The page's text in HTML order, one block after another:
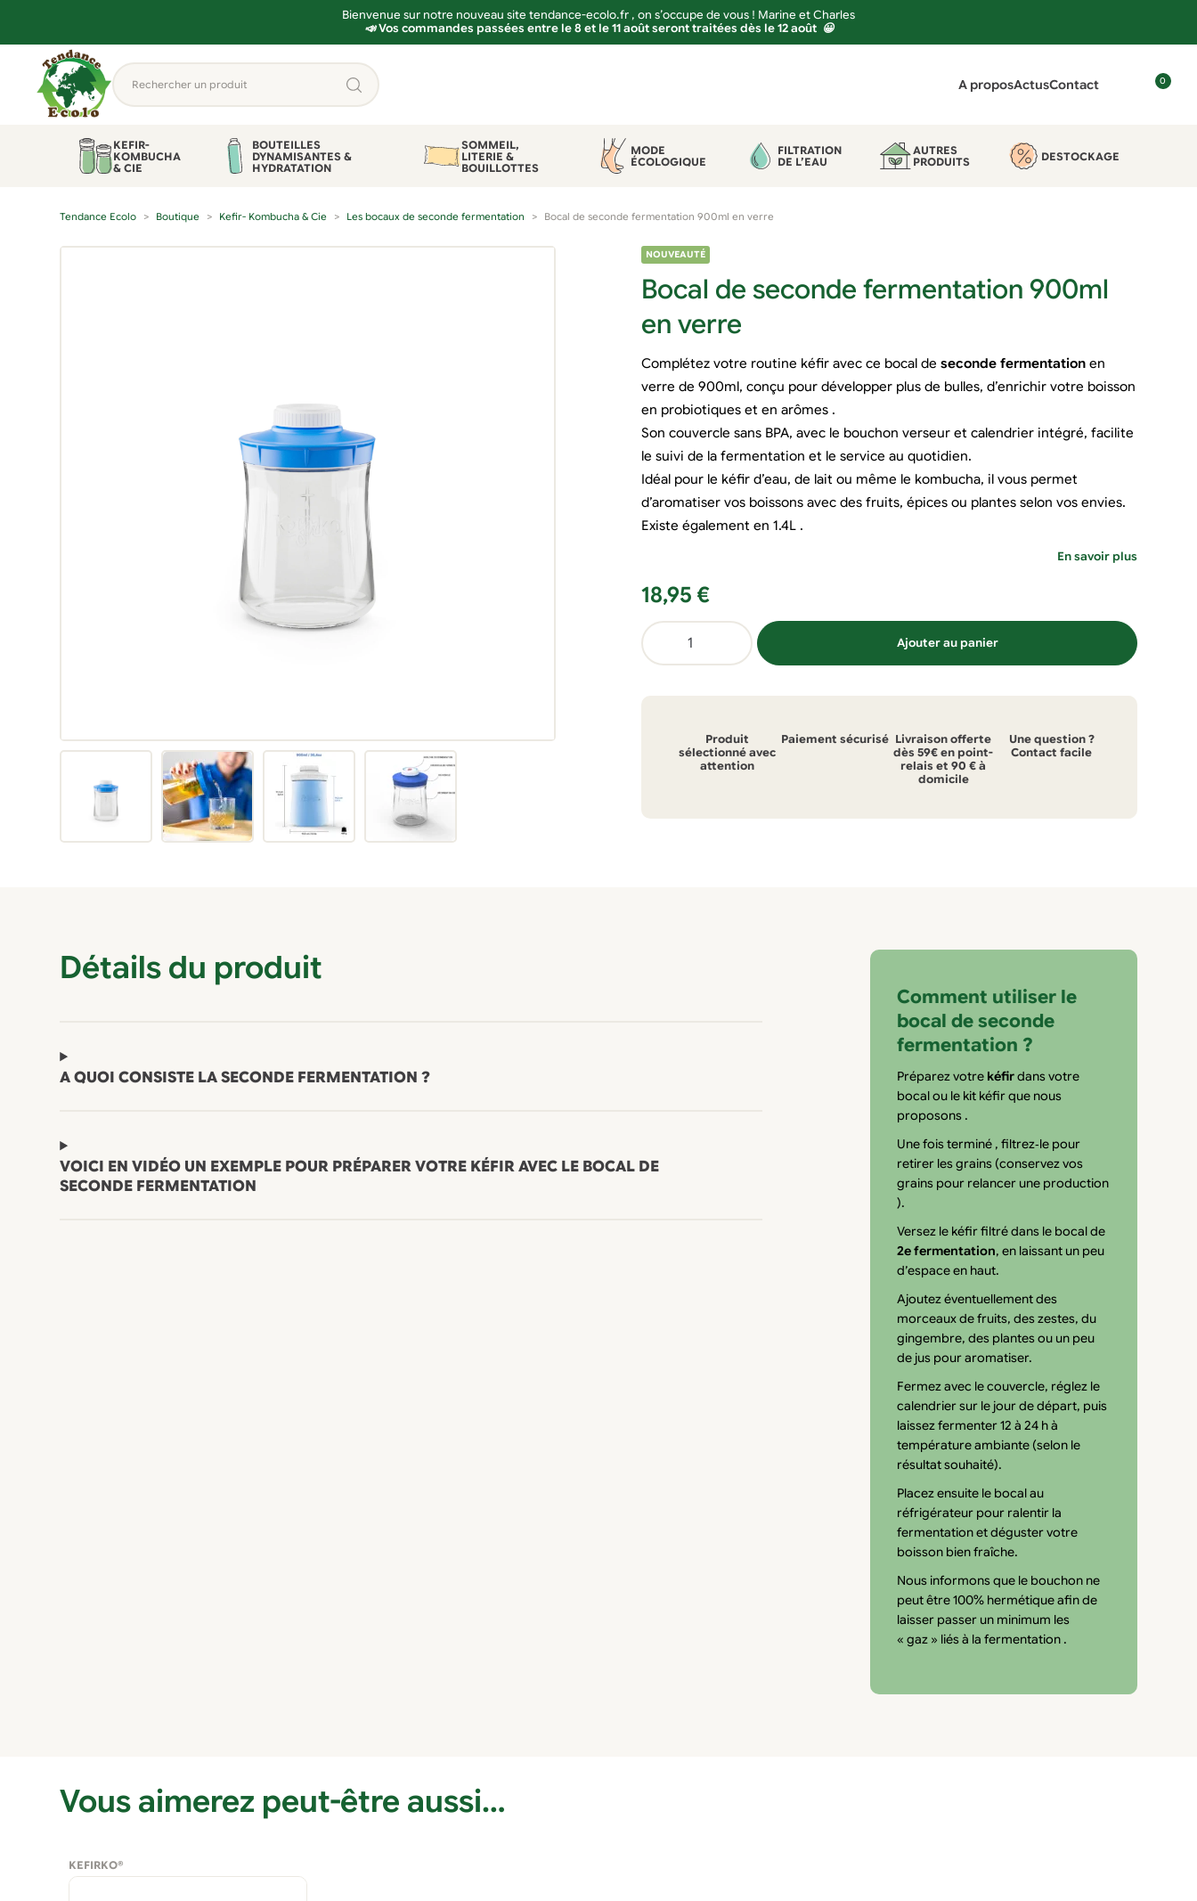
Bienvenue sur notre nouveau site tendance-ecolo.fr , on s’occupe de vous ! Marine et Charles
📣 Vos commandes passées entre le 8 et le 11 août seront traitées dès le 12 août 😀
contenu
Rechercher
un
A proposActusContact
n
0
KEFIR-
KOMBUCHA
& CIE
BOUTEILLES
DYNAMISANTES &
HYDRATATION
SOMMEIL,
LITERIE &
BOUILLOTTES
MODE
ÉCOLOGIQUE
FILTRATION
DE L’EAU
AUTRES
PRODUITS
DESTOCKAGE
Tendance Ecolo Boutique Kefir- Kombucha & Cie Les bocaux de seconde fermentation Bocal de seconde fermentation 900ml en verre
NOUVEAUTÉ
Bocal de seconde fermentation 900ml
en verre
Complétez votre routine kéfir avec ce bocal deseconde fermentation en
verre de 900ml, conçu pour développer plus de bulles, d’enrichir votre boisson
en probiotiques et en arômes .
Son couvercle sans BPA, avec le bouchon verseur et calendrier intégré, facilite
le suivi de la fermentation et le service au quotidien.
Idéal pour le kéfir d’eau, de lait ou même le kombucha, il vous permet
d’aromatiser vos boissons avec des fruits, épices ou plantes selon vos envies.
Existe également en 1.4L .
En savoir plus
18,95 €
quantité
de
de
fermentation
verre
Ajouter au panier
Produit
sélectionné avec
attention
Paiement sécurisé Livraison offerte
dès 59€ en point-
relais et 90 € à
domicile
Une question ?
Contact facile
Détails du produit
A QUOI CONSISTE LA SECONDE FERMENTATION ?
VOICI EN VIDÉO UN EXEMPLE POUR PRÉPARER VOTRE KÉFIR AVEC LE BOCAL DE
SECONDE FERMENTATION
Comment utiliser le
bocal de seconde
fermentation ?
Préparez votre kéfirdans votre
bocal ou le kit kéfir que nous
proposons .
Une fois terminé , filtrez‑le pour
retirer les grains (conservez vos
grains pour relancer une production
).
Versez le kéfir filtré dans le bocal de
2e fermentation, en laissant un peu
d’espace en haut.
Ajoutez éventuellement des
morceaux de fruits, des zestes, du
gingembre, des plantes ou un peu
de jus pour aromatiser.
Fermez avec le couvercle, réglez le
calendrier sur le jour de départ, puis
laissez fermenter 12 à 24 h à
température ambiante (selon le
résultat souhaité).
Placez ensuite le bocal au
réfrigérateur pour ralentir la
fermentation et déguster votre
boisson bien fraîche.
Nous informons que le bouchon ne
peut être 100% hermétique afin de
laisser passer un minimum les
« gaz » liés à la fermentation .
Vous aimerez peut-être aussi…
KEFIRKO®